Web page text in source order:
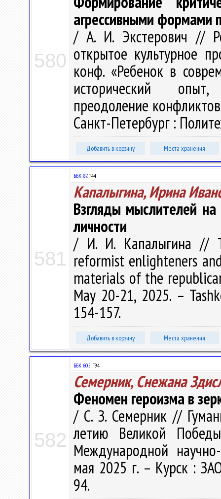
580
агрессивными формами
/ А. И. Экстерович //
открытое культурное
конф. «Ребенок в
исторический опыт,
преодоление
Санкт-Петербург :
Добавить в корзину Места хранения
581
ББК 87.Т44
Капалыгина, Ирина
Взгляды мыслителей
личности
/ И. И. Капалыгина //
reformist enlighteners
materials of the
May 20-21, 2025. –
154-157.
Добавить в корзину Места хранения
582
ББК 60.5 Г94
Семерник, Снежана
Феномен героизма в
/ С. З. Семерник //
летию Великой
Международной
мая 2025 г. – Курск :
94.